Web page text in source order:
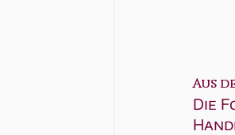
Aus
Die